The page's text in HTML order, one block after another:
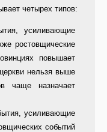
четырех типов:
усиливающие
ростовщические
повышает
нельзя выше
чаще назначает
усиливающие
со­бытий